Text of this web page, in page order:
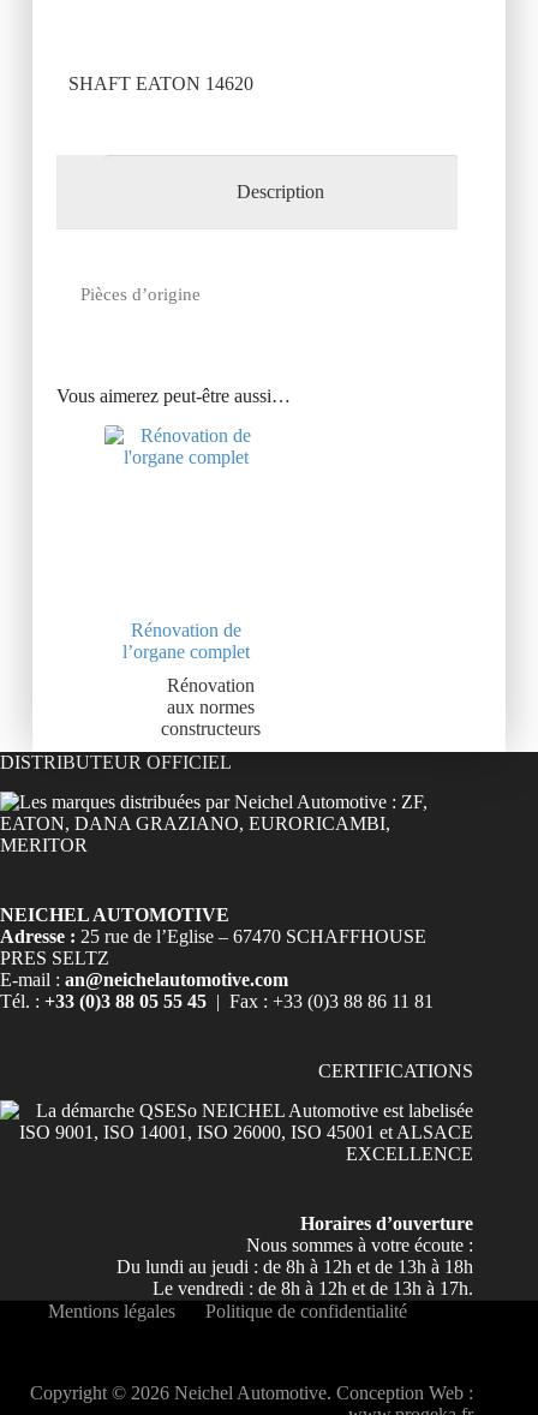
SHAFT EATON 14620
Description
Pièces d’origine
Vous aimerez peut-être aussi…
Rénovation de
l’organe complet
Rénovation
aux normes
constructeurs
DISTRIBUTEUR OFFICIEL
NEICHEL AUTOMOTIVE
Adresse : 25 rue de l’Eglise – 67470 SCHAFFHOUSE
PRES SELTZ
E-mail : an@neichelautomotive.com
Tél. : +33 (0)3 88 05 55 45 | Fax : +33 (0)3 88 86 11 81
CERTIFICATIONS
Horaires d’ouverture
Nous sommes à votre écoute :
Du lundi au jeudi : de 8h à 12h et de 13h à 18h
Le vendredi : de 8h à 12h et de 13h à 17h.
Mentions légales
Politique de confidentialité
Copyright © 2026 Neichel Automotive. Conception Web :